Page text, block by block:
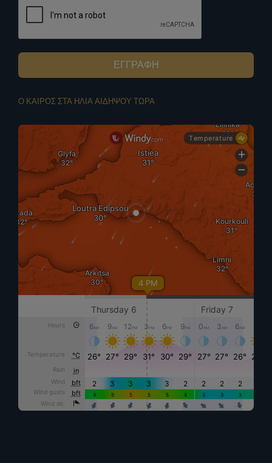
ΕΓΓΡΑΦΗ
Ο ΚΑΙΡΟΣ ΣΤΑ ΗΛΙΑ ΑΙΔΗΨΟΥ ΤΩΡΑ